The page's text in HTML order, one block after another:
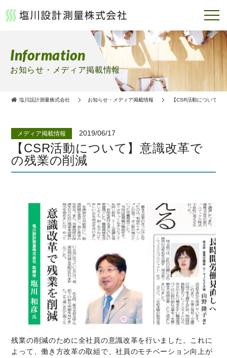
Information
お知らせ・メディア掲載情報
塩川設計測量株式会社 お知らせ・メディア掲載情報 【CSR活動について】
メディア掲載情報 2019/06/17
【CSR活動について】意識改革で
の残業の削減
残業の削減のために全社員の意識改革を行いました。これに
よって、働き方改革の取組で、社員のモチベーション向上が